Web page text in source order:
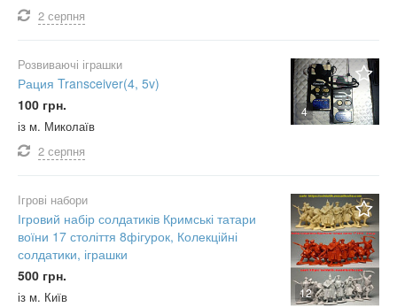
2 серпня
4
Розвиваючі іграшки
Рация Transceiver(4, 5v)
100 грн.
із м. Миколаїв
2 серпня
12
Ігрові набори
Ігровий набір солдатиків Кримські татари
воїни 17 століття 8фігурок, Колекційні
солдатики, іграшки
500 грн.
із м. Київ